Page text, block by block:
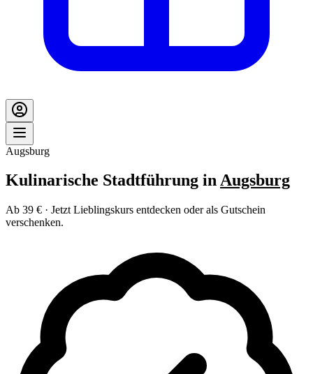
Augsburg
Kulinarische Stadtführung inAugsburg
Ab 39 € · Jetzt Lieblingskurs entdecken oder als Gutschein
verschenken.